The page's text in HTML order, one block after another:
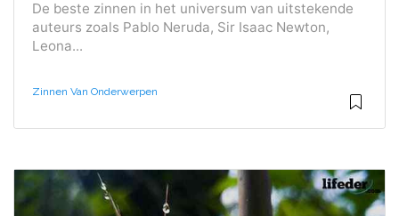
De beste zinnen in het universum van uitstekende
auteurs zoals Pablo Neruda, Sir Isaac Newton,
Leona...
Zinnen Van Onderwerpen